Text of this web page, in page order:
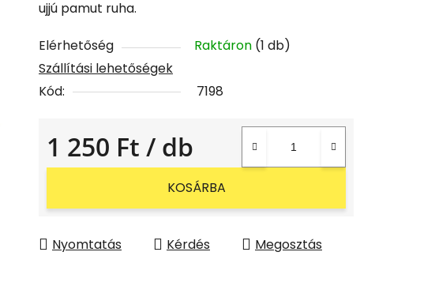
ujjú pamut ruha.
Elérhetőség Raktáron (1 db)
Szállítási lehetőségek
Kód:
7198
1 250 Ft / db
Egységár:
KOSÁRBA
Nyomtatás Kérdés Megosztás